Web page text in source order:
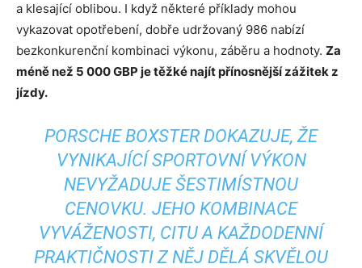
a klesající oblibou. I když některé příklady mohou
vykazovat opotřebení, dobře udržovaný 986 nabízí
bezkonkurenční kombinaci výkonu, záběru a hodnoty. Za
méně než 5 000 GBP je těžké najít přínosnější zážitek z
jízdy.
PORSCHE BOXSTER DOKAZUJE, ŽE
VYNIKAJÍCÍ SPORTOVNÍ VÝKON
NEVYŽADUJE ŠESTIMÍSTNOU
CENOVKU. JEHO KOMBINACE
VYVÁŽENOSTI, CITU A KAŽDODENNÍ
PRAKTIČNOSTI Z NĚJ DĚLÁ SKVĚLOU